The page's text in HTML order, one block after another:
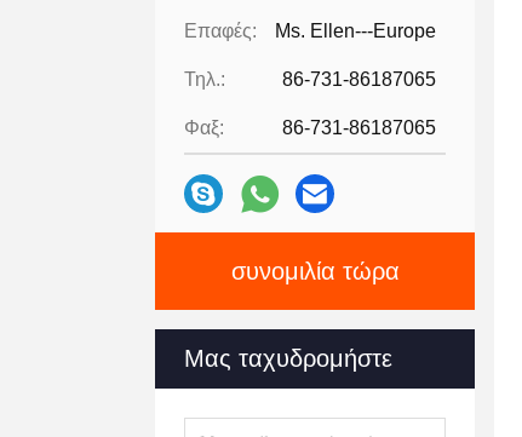
Επαφές: Ms. Ellen---Europe
Τηλ.: 86-731-86187065
Φαξ: 86-731-86187065
συνομιλία τώρα
Μας ταχυδρομήστε